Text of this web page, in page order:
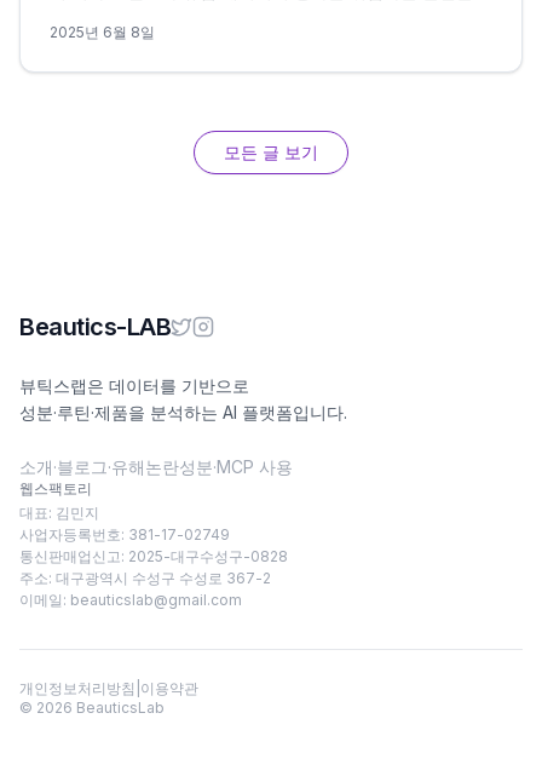
2025년 6월 8일
모든 글 보기
Beautics-LAB
뷰틱스랩은 데이터를 기반으로
성분·루틴·제품을 분석하는 AI 플랫폼입니다.
소개·블로그·유해논란성분·MCP 사용
웹스팩토리
대표: 김민지
사업자등록번호: 381-17-02749
통신판매업신고: 2025-대구수성구-0828
주소: 대구광역시 수성구 수성로 367-2
이메일: beauticslab@gmail.com
개인정보처리방침 이용약관
© 2026 BeauticsLab